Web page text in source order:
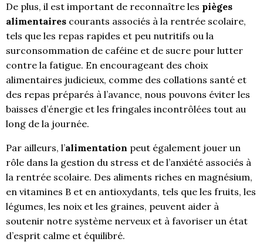
De plus, il est important de reconnaître les pièges
alimentaires courants associés à la rentrée scolaire,
tels que les repas rapides et peu nutritifs ou la
surconsommation de caféine et de sucre pour lutter
contre la fatigue. En encourageant des choix
alimentaires judicieux, comme des collations santé et
des repas préparés à l’avance, nous pouvons éviter les
baisses d’énergie et les fringales incontrôlées tout au
long de la journée.
Par ailleurs, l’alimentation peut également jouer un
rôle dans la gestion du stress et de l’anxiété associés à
la rentrée scolaire. Des aliments riches en magnésium,
en vitamines B et en antioxydants, tels que les fruits, les
légumes, les noix et les graines, peuvent aider à
soutenir notre système nerveux et à favoriser un état
d’esprit calme et équilibré.